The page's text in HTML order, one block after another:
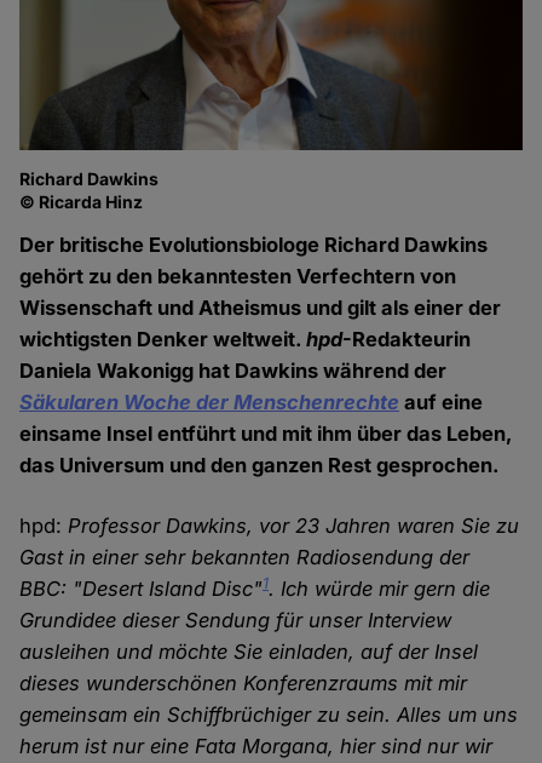
Richard Dawkins
© Ricarda Hinz
Der britische Evolutionsbiologe Richard Dawkins
gehört zu den bekanntesten Verfechtern von
Wissenschaft und Atheismus und gilt als einer der
wichtigsten Denker weltweit.hpd-Redakteurin
Daniela Wakonigg hat Dawkins während der
Säkularen Woche der Menschenrechte auf eine
einsame Insel entführt und mit ihm über das Leben,
das Universum und den ganzen Rest gesprochen.
hpd: Professor Dawkins, vor 23 Jahren waren Sie zu
Gast in einer sehr bekannten Radiosendung der
BBC: "Desert Island Disc"1. Ich würde mir gern die
Grundidee dieser Sendung für unser Interview
ausleihen und möchte Sie einladen, auf der Insel
dieses wunderschönen Konferenzraums mit mir
gemeinsam ein Schiffbrüchiger zu sein. Alles um uns
herum ist nur eine Fata Morgana, hier sind nur wir